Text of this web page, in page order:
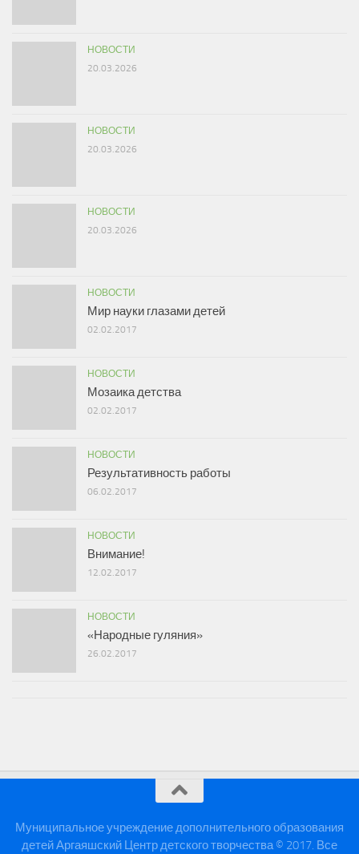
НОВОСТИ
20.03.2026
НОВОСТИ
20.03.2026
НОВОСТИ
20.03.2026
НОВОСТИ
Мир науки глазами детей
02.02.2017
НОВОСТИ
Мозаика детства
02.02.2017
НОВОСТИ
Результативность работы
06.02.2017
НОВОСТИ
Внимание!
12.02.2017
НОВОСТИ
«Народные гуляния»
26.02.2017
Муниципальное учреждение дополнительного образования
детей Аргаяшский Центр детского творчества © 2017. Все